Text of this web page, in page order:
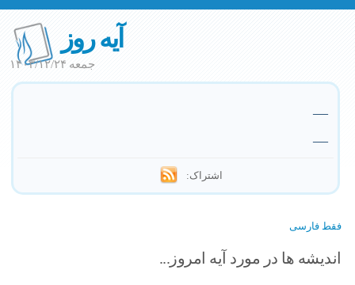
آیه روز
جمعه ۱۴۰۳/۱۲/۲۴
—
—
اشتراک:
فقط فارسی
اندیشه ها در مورد آیه امروز...